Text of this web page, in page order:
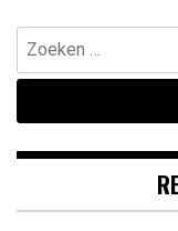
Zoeken
naar: